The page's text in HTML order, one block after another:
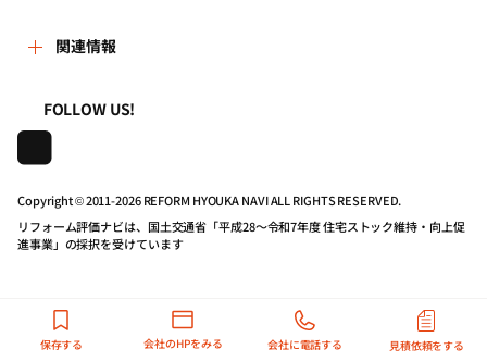
保存する 会社のHPをみる 会社に電話する 見積依頼をする
事務局へのお問い合せ
地域の相談窓口のみなさまへ
リフォーム会社一覧
住宅関連機関リンク集
リフォームを相談する
リフォームを学ぶ
動画で学べるリフォームの基礎知識
マイページの活用
講習会・セミナー
連携機関・企業・団体トピックス
よくある質問
利用規約
プライバシーポリシー
動作推奨環境について
リンクポリシー
関連情報
一般財団法人住まいづくりナビセンター
株式会社日本建築住宅センター
FOLLOW US!
Copyright © 2011-2026 REFORM HYOUKA NAVI ALL RIGHTS RESERVED.
リフォーム評価ナビは、国土交通省「平成28～令和7年度 住宅ストック維持・向上促
進事業」の採択を受けています